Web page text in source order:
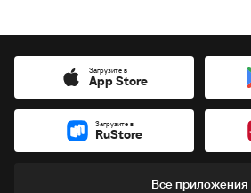
Загрузите в
App Store
Загрузите в
RuStore
Все приложения